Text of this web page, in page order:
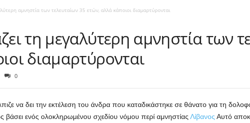
αμνηστία των τελευταίων 35 ετών, αλλά κάποιοι διαμαρτύρονται
τη μεγαλύτερη αμνηστία των
διαμαρτύρονται
0
να δει την εκτέλεση του άνδρα που καταδικάστηκε σε θάνατο για τη
βάσει ενός ολοκληρωμένου σχεδίου νόμου περί αμνηστίας Λίβανος Αυτό